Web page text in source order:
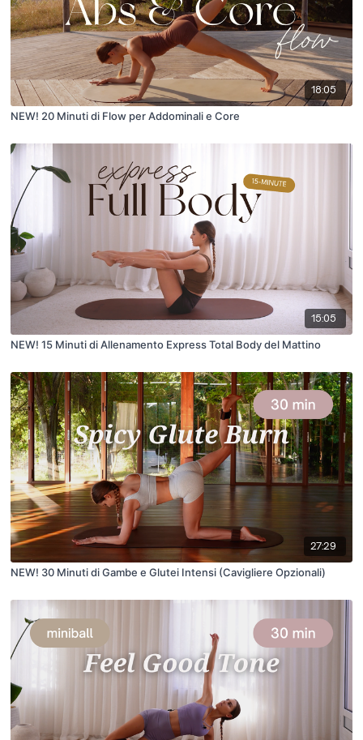
18:05
NEW! 20 Minuti di Flow per Addominali e Core
15:05
NEW! 15 Minuti di Allenamento Express Total Body del Mattino
27:29
NEW! 30 Minuti di Gambe e Glutei Intensi (Cavigliere Opzionali)